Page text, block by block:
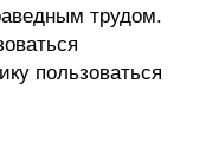
трудом.
пользоваться